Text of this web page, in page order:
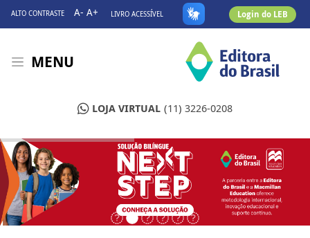
ALTO CONTRASTE A- A+ LIVRO ACESSÍVEL Login do LEB
MENU
LOJA VIRTUAL (11) 3226-0208